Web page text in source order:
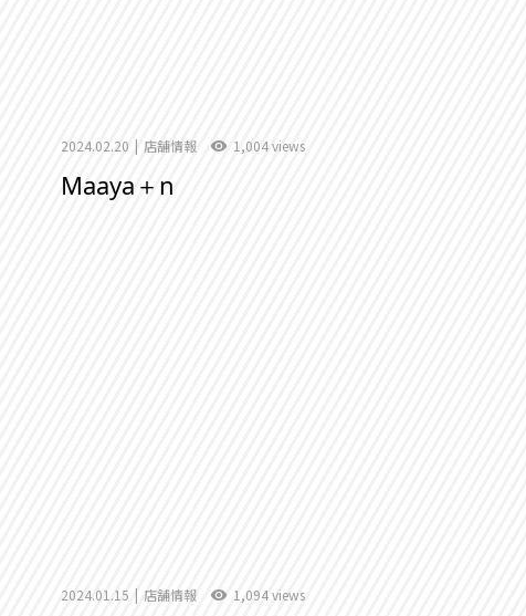
2024.02.20 店舗情報 1,004 views
Maaya＋n
2024.01.15 店舗情報 1,094 views